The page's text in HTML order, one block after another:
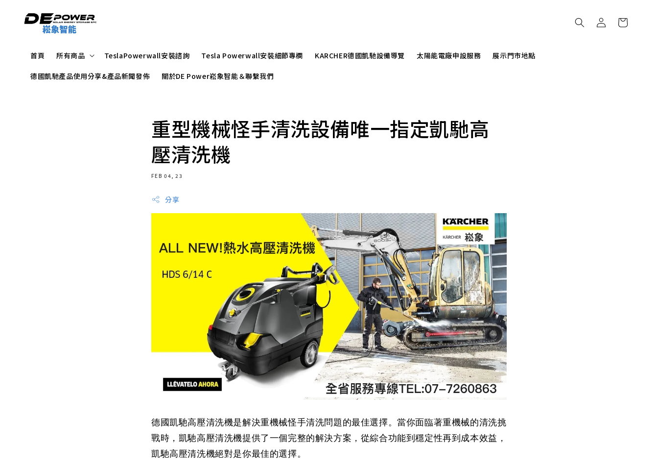
首頁 所有商品 TeslaPowerwall安裝諮詢 Tesla Powerwall安裝細節專欄 KARCHER德國凱馳設備導覽 太陽能電廠申設服務 展示門市地點
德國凱馳產品使用分享&產品新聞發佈 關於DE Power崧象智能＆聯繫我們
重型機械怪手清洗設備唯一指定凱馳高
壓清洗機
FEB 04, 23
分享
德國凱馳高壓清洗機是解決重機械怪手清洗問題的最佳選擇。當你面臨著重機械的清洗挑
戰時，凱馳高壓清洗機提供了一個完整的解決方案，從綜合功能到穩定性再到成本效益，
凱馳高壓清洗機絕對是你最佳的選擇。